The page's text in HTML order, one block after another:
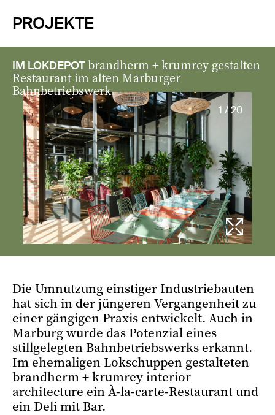
PROJEKTE
IM LOKDEPOTbrandherm + krumrey gestalten
Restaurant im alten Marburger
Bahnbetriebswerk
1 / 20
Die Umnutzung einstiger Industriebauten
hat sich in der jüngeren Vergangenheit zu
einer gängigen Praxis entwickelt. Auch in
Marburg wurde das Potenzial eines
stillgelegten Bahnbetriebswerks erkannt.
Im ehemaligen Lokschuppen gestalteten
brandherm + krumrey interior
architecture ein À-la-carte-Re­s­tau­rant und
ein Deli mit Bar.